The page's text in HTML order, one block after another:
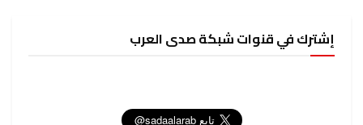
إشترك في قنوات شبكة صدى العرب